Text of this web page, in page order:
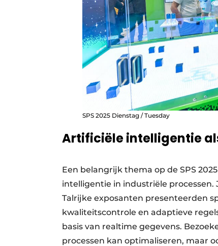
SPS 2025 Dienstag / Tuesday
Artificiële intelligentie
Een belangrijk thema op de SPS
intelligentie in industriële processen.
Talrijke exposanten presenteerden
kwaliteitscontrole en adaptieve
basis van realtime gegevens.
processen kan optimaliseren, maar